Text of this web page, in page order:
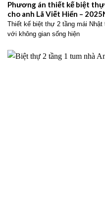
Phương án thiết kế biệt
cho anh Lã Viết Hiển –
Thiết kế biệt thự 2 tầng mái
với không gian sống hiện